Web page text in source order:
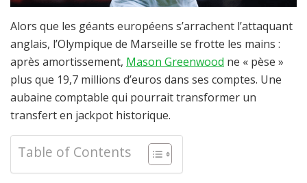
Alors que les géants européens s’arrachent l’attaquant
anglais, l’Olympique de Marseille se frotte les mains :
après amortissement, Mason Greenwood ne « pèse »
plus que 19,7 millions d’euros dans ses comptes. Une
aubaine comptable qui pourrait transformer un
transfert en jackpot historique.
Table of Contents